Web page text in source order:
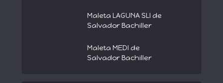
Maleta LAGUNA SLI de
Salvador Bachiller
Maleta MEDI de
Salvador Bachiller